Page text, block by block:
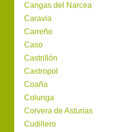
Cangas del Narcea
Caravia
Carreño
Caso
Castrillón
Castropol
Coaña
Colunga
Corvera de Asturias
Cudillero